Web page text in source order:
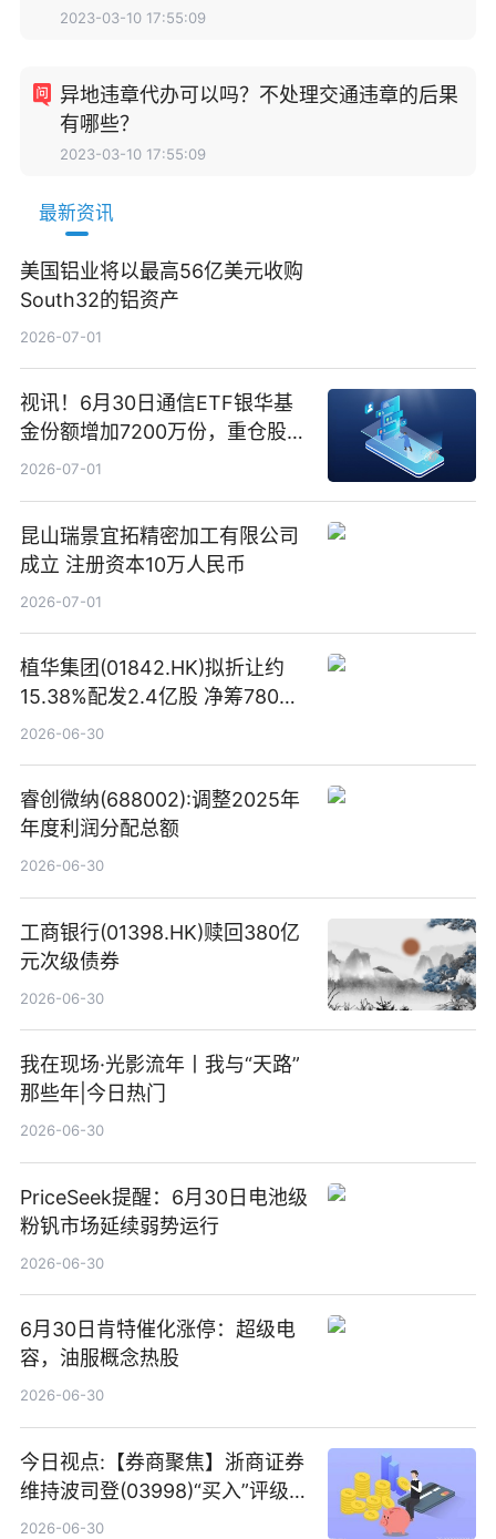
2023-03-10 17:55:09
异地违章代办可以吗？不处理交通违章的后果
有哪些？
2023-03-10 17:55:09
最新资讯
美国铝业将以最高56亿美元收购
South32的铝资产
2026-07-01
视讯！6月30日通信ETF银华基
金份额增加7200万份，重仓股新
易盛、中际旭创、立讯精密
2026-07-01
昆山瑞景宜拓精密加工有限公司
成立 注册资本10万人民币
2026-07-01
植华集团(01842.HK)拟折让约
15.38%配发2.4亿股 净筹780万
港元
2026-06-30
睿创微纳(688002):调整2025年
年度利润分配总额
2026-06-30
工商银行(01398.HK)赎回380亿
元次级债券
2026-06-30
我在现场·光影流年丨我与“天路”
那些年|今日热门
2026-06-30
PriceSeek提醒：6月30日电池级
粉钒市场延续弱势运行
2026-06-30
6月30日肯特催化涨停：超级电
容，油服概念热股
2026-06-30
今日视点:【券商聚焦】浙商证券
维持波司登(03998)“买入”评级
指其业绩高质量稳增长
2026-06-30